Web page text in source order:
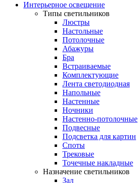
Интерьерное освещение
Типы светильников
Люстры
Настольные
Потолочные
Абажуры
Бра
Встраиваемые
Комплектующие
Лента светодиодная
Напольные
Настенные
Ночники
Настенно-потолочные
Подвесные
Подсветка для картин
Споты
Трековые
Точечные накладные
Назначение светильников
Зал